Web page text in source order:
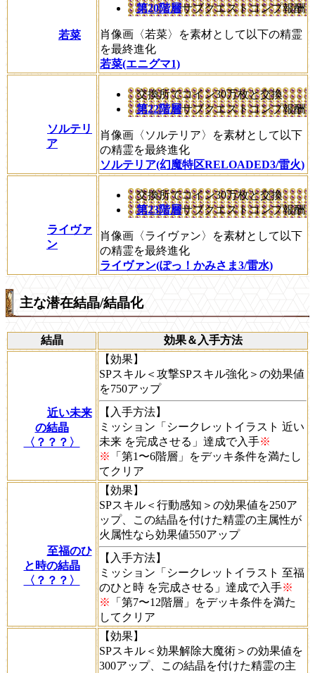
若菜
第20階層サブクエストコンプ報酬
肖像画〈若菜〉を素材として以下の精霊
を最終進化
若菜(エニグマ1)
ソルテリ
ア
交換所でコイン30万枚と交換
第22階層サブクエストコンプ報酬
肖像画〈ソルテリア〉を素材として以下
の精霊を最終進化
ソルテリア(幻魔特区RELOADED3/雷火)
ライヴァ
ン
交換所でコイン30万枚と交換
第23階層サブクエストコンプ報酬
肖像画〈ライヴァン〉を素材として以下
の精霊を最終進化
ライヴァン(ぽっ！かみさま3/雷水)
主な潜在結晶/結晶化
結晶 効果＆入手方法
近い未来
の結晶
〈？？？〉
【効果】
SPスキル＜攻撃SPスキル強化＞の効果値
を750アップ
【入手方法】
ミッション「シークレットイラスト 近い
未来 を完成させる」達成で入手※
※
「第1〜6階層」をデッキ条件を満たし
てクリア
至福のひ
と時の結晶
〈？？？〉
【効果】
SPスキル＜行動感知＞の効果値を250ア
ップ、この結晶を付けた精霊の主属性が
火属性なら効果値550アップ
【入手方法】
ミッション「シークレットイラスト 至福
のひと時 を完成させる」達成で入手※
※
「第7〜12階層」をデッキ条件を満た
してクリア
【効果】
SPスキル＜効果解除大魔術＞の効果値を
300アップ、この結晶を付けた精霊の主